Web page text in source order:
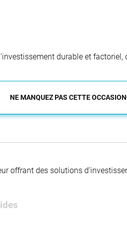
durable et factoriel,
NE MANQUEZ PAS CETTE OCCASION
offrant des solutions